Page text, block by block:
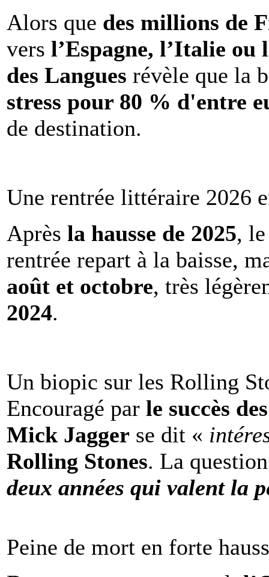
Alors que des millions de
vers l’Espagne, l’Italie ou
des Langues révèle que la
stress pour 80 % d'entre
de destination.
Une rentrée littéraire 2026
Après la hausse de 2025,
rentrée repart à la baisse,
août et octobre, très
2024.
Un biopic sur les Rolling
Encouragé par le succès
Mick Jagger se dit «
Rolling Stones. La
deux années qui valent la
Peine de mort en forte